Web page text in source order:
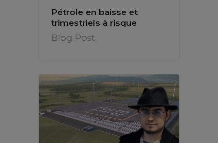
Pétrole en baisse et
trimestriels à risque
Blog Post